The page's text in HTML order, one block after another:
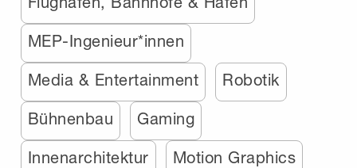
MEP-Ingenieur*innen
Media & Entertainment Robotik
Bühnenbau Gaming
Innenarchitektur Motion Graphics